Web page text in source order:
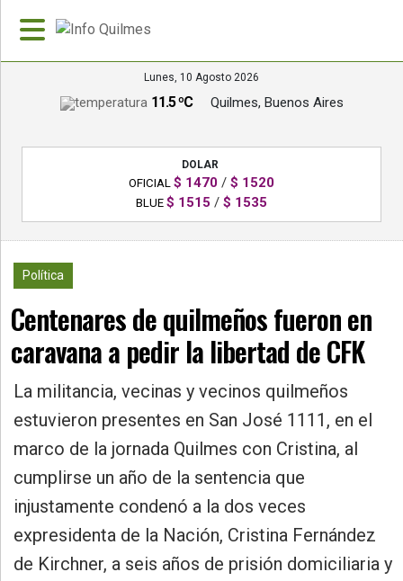
»
Policiales
»
Provincia
Salud
Cultura
Lunes, 10 Agosto 2026
11.5 ºC Quilmes, Buenos Aires
DOLAR
OFICIAL $ 1470 / $ 1520
BLUE $ 1515 / $ 1535
Política
Centenares de quilmeños fueron en
caravana a pedir la libertad de CFK
La militancia, vecinas y vecinos quilmeños
estuvieron presentes en San José 1111, en el
marco de la jornada Quilmes con Cristina, al
cumplirse un año de la sentencia que
injustamente condenó a la dos veces
expresidenta de la Nación, Cristina Fernández
de Kirchner, a seis años de prisión domiciliaria y